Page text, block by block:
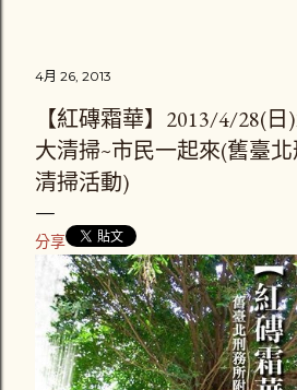
4月 26, 2013
【紅磚霜華】2013/4/28(日
大清掃~市民一起來(舊臺
清掃活動)
分享